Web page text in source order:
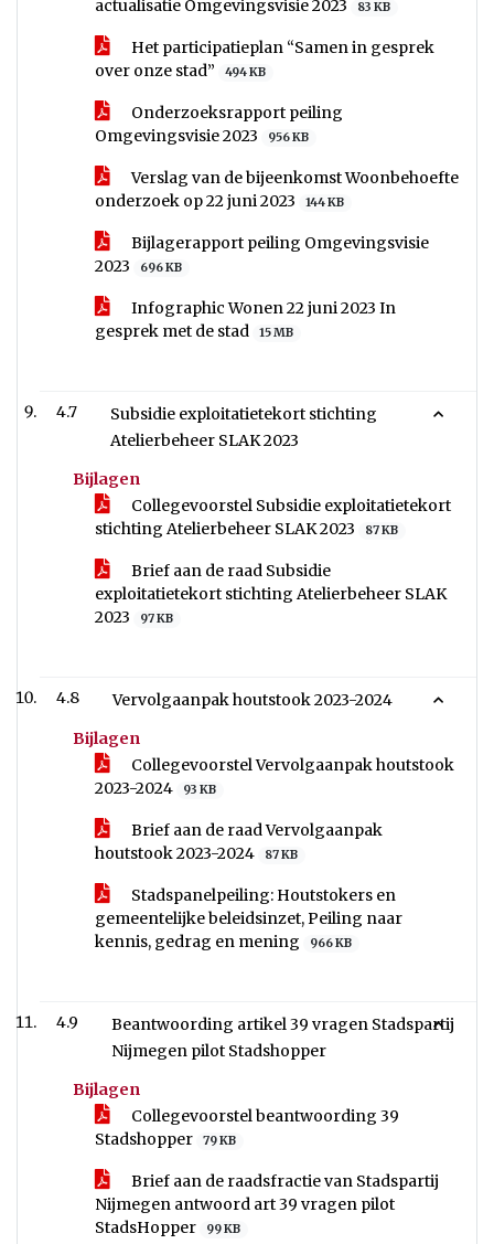
actualisatie Omgevingsvisie 2023 83 KB
Het participatieplan “Samen in gesprek
over onze stad”
494 KB
Onderzoeksrapport peiling
Omgevingsvisie 2023
956 KB
Verslag van de bijeenkomst Woonbehoefte
onderzoek op 22 juni 2023
144 KB
Bijlagerapport peiling Omgevingsvisie
2023
696 KB
Infographic Wonen 22 juni 2023 In
gesprek met de stad
15 MB
4.7
Subsidie exploitatietekort stichting
Atelierbeheer SLAK 2023
Bijlagen
Collegevoorstel Subsidie exploitatietekort
stichting Atelierbeheer SLAK 2023
87 KB
Brief aan de raad Subsidie
exploitatietekort stichting Atelierbeheer SLAK
2023
97 KB
4.8
Vervolgaanpak houtstook 2023-2024
Bijlagen
Collegevoorstel Vervolgaanpak houtstook
2023-2024
93 KB
Brief aan de raad Vervolgaanpak
houtstook 2023-2024
87 KB
Stadspanelpeiling: Houtstokers en
gemeentelijke beleidsinzet, Peiling naar
kennis, gedrag en mening
966 KB
4.9
Beantwoording artikel 39 vragen Stadspartij
Nijmegen pilot Stadshopper
Bijlagen
Collegevoorstel beantwoording 39
Stadshopper
79 KB
Brief aan de raadsfractie van Stadspartij
Nijmegen antwoord art 39 vragen pilot
StadsHopper
99 KB